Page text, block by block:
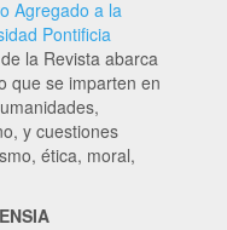
Agregado a la
Pontificia
la Revista abarca
que se imparten en
y cuestiones
ética, moral,